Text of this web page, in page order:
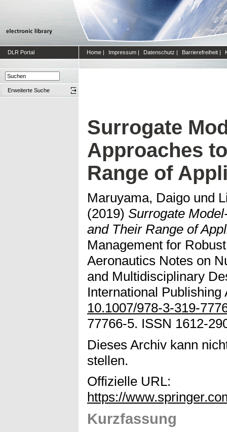
DLR Portal Home | Impressum | Datenschutz | Barrierefreiheit |
Erweiterte Suche
Surrogate
Approaches
Range of
Maruyama, Daigo und
(2019) Surrogate
and Their Range of
Management for
Aeronautics Notes on
and Multidisciplinary
International
10.1007/978-3-319-
77766-5. ISSN 1612-
Dieses Archiv kann
stellen.
Offizielle URL:
https://
Kurzfassung